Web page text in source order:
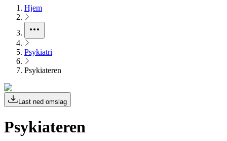
Hjem
Psykiatri
Psykiateren
Last ned omslag
Psykiateren